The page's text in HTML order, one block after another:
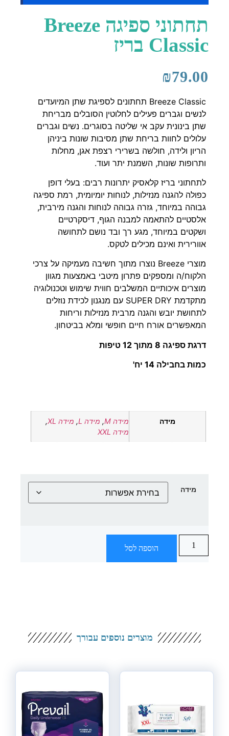
תחתוני ספיגה Breeze
Classic בריז
₪79.00
Breeze Classic תחתונים לספיגת שתן המיועדים
לנשים וגברים פעילים לחלוטין הסובלים מבריחת
שתן בינונית עקב אי שליטה בסוגרים. נשים וגברים
עלולים לחוות בריחת שתן מסיבות שונות ביניהן
הריון ולידה, חולשה בשרירי רצפת אגן, מחלות
ותרופות שונות, השמנת יתר ועוד.
לתחתוני בריז קלאסיק יתרונות רבים: בעלי דופן
כפולה להגנה מנזילות, לנוחות יומיומית, רמת ספיגה
גבוהה במיוחד, גזרה גבוהה לנוחות והגנה מירבית,
אלסטיים להתאמה למבנה הגוף, דיסקרטיים
ושקטים במיוחד, מגע רך ובד נושם לתחושה
אוורירית ואינם מכילים לטקס.
מוצרי Breeze נוצרו מתוך חשיבה מעמיקה על צרכי
הלקוח/ה ומספקים פתרון מיטבי באמצעות מגוון
מוצרים איכותיים המשלבים חווית שימוש וטכנולוגיה
מתקדמת SUPER DRY עם מנגנון לכידת נוזלים
לתחושת יובש והגנה מרבית מנזילות וריחות
המאפשרים אורח חיים חופשי ומלא בביטחון.
דרגת ספיגה 8 מתוך 12 טיפות
כמות בחבילה 14 יח'
מידה מידה M , מידה L , מידה XL
,
מידה XXL
מידה
הוספה לסל
מוצרים נוספים עבורך